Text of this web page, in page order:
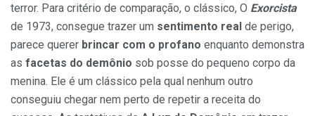
terror. Para critério de comparação, o clássico, O Exorcista
de 1973, consegue trazer um sentimento real de perigo,
parece querer brincar com o profano enquanto demonstra
as facetas do demônio sob posse do pequeno corpo da
menina. Ele é um clássico pela qual nenhum outro
conseguiu chegar nem perto de repetir a receita do